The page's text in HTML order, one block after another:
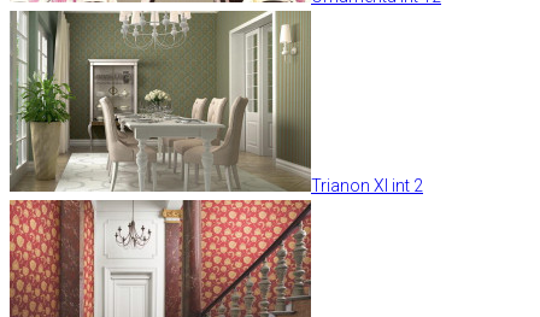
Trianon XI int 2